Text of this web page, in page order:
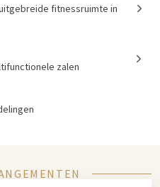
fitnessruimte in
zalen